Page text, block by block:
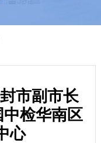
市副市长
检华南区
心